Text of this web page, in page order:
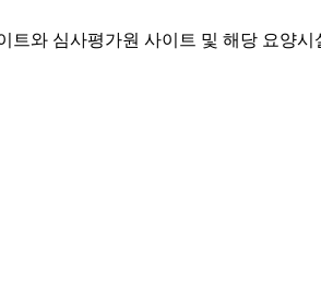
와 심사평가원 사이트 및 해당 요양